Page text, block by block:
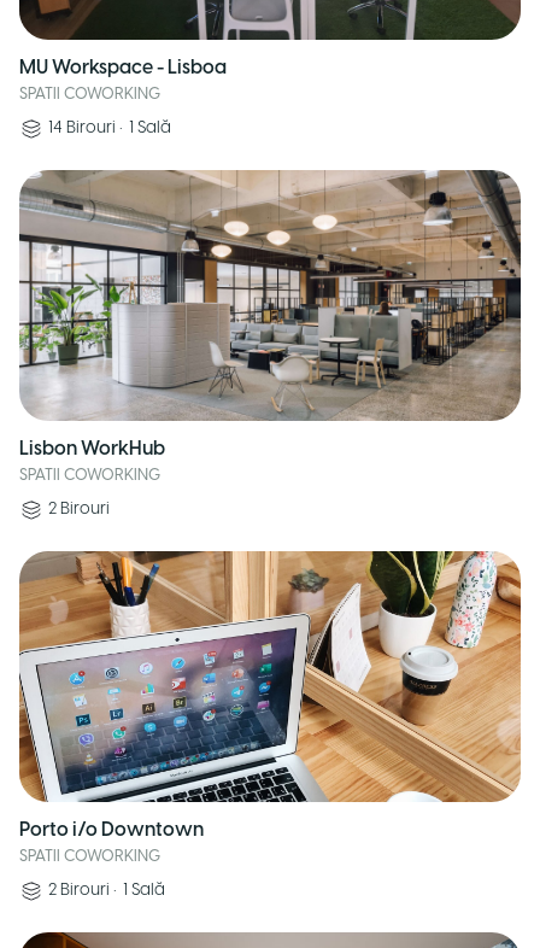
MU Workspace - Lisboa
SPATII COWORKING
14 Birouri • 1 Sală
Lisbon WorkHub
SPATII COWORKING
2 Birouri
Porto i/o Downtown
SPATII COWORKING
2 Birouri • 1 Sală